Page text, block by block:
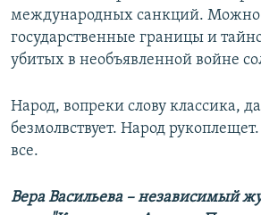
международных санкций. Можно
государственные границы и
убитых в необъявленной войне
Народ, вопреки слову классика,
безмолвствует. Народ
все.
Вера Васильева – независимый